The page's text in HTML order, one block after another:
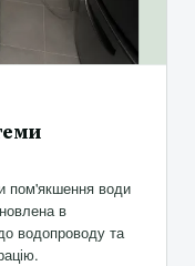
пом'якшення води
в
водопроводу та